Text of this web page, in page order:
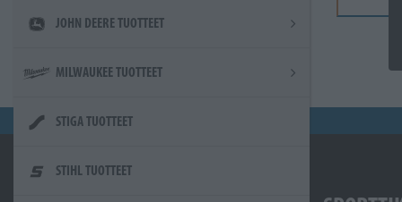
JOHN DEERE TUOTTEET
MILWAUKEE TUOTTEET
STIGA TUOTTEET
STIHL TUOTTEET